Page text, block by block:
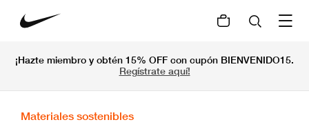
¡Hazte miembro y obtén 15% OFF con cupón BIENVENIDO15.
Regístrate aquí!
Materiales sostenibles